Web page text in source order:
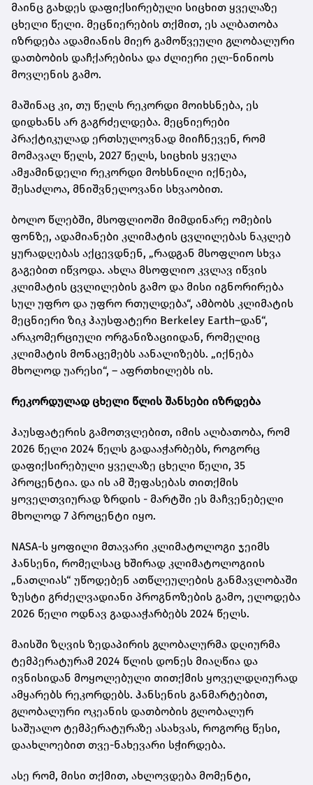
მაინც გახდეს დაფიქსირებული სიცხით ყველაზე
ცხელი წელი. მეცნიერების თქმით, ეს ალბათობა
იზრდება ადამიანის მიერ გამოწვეული გლობალური
დათბობის დაჩქარებისა და ძლიერი ელ-ნინიოს
მოვლენის გამო.
მაშინაც კი, თუ წელს რეკორდი მოიხსნება, ეს
დიდხანს არ გაგრძელდება. მეცნიერები
პრაქტიკულად ერთსულოვნად მიიჩნევენ, რომ
მომავალ წელს, 2027 წელს, სიცხის ყველა
ამჟამინდელი რეკორდი მოხსნილი იქნება,
შესაძლოა, მნიშვნელოვანი სხვაობით.
ბოლო წლებში, მსოფლიოში მიმდინარე ომების
ფონზე, ადამიანები კლიმატის ცვლილებას ნაკლებ
ყურადღებას აქცევდნენ, „რადგან მსოფლიო სხვა
გაგებით იწვოდა. ახლა მსოფლიო კვლავ იწვის
კლიმატის ცვლილების გამო და მისი იგნორირება
სულ უფრო და უფრო რთულდება“, ამბობს კლიმატის
მეცნიერი ზიკ ჰაუსფატერი Berkeley Earth–დან“,
არაკომერციული ორგანიზაციიდან, რომელიც
კლიმატის მონაცემებს აანალიზებს. „იქნება
მხოლოდ უარესი“, – აფრთხილებს ის.
რეკორდულად ცხელი წლის შანსები იზრდება
ჰაუსფატერის გამოთვლებით, იმის ალბათობა, რომ
2026 წელი 2024 წელს გადააჭარბებს, როგორც
დაფიქსირებული ყველაზე ცხელი წელი, 35
პროცენტია. და ის ამ შეფასებას თითქმის
ყოველთვიურად ზრდის - მარტში ეს მაჩვენებელი
მხოლოდ 7 პროცენტი იყო.
NASA-ს ყოფილი მთავარი კლიმატოლოგი ჯეიმს
ჰანსენი, რომელსაც ხშირად კლიმატოლოგიის
„ნათლიას“ უწოდებენ ათწლეულების განმავლობაში
ზუსტი გრძელვადიანი პროგნოზების გამო, ელოდება
2026 წელი ოდნავ გადააჭარბებს 2024 წელს.
მაისში ზღვის ზედაპირის გლობალურმა დღიურმა
ტემპერატურამ 2024 წლის დონეს მიაღწია და
ივნისიდან მოყოლებული თითქმის ყოველდღიურად
ამყარებს რეკორდებს. ჰანსენის განმარტებით,
გლობალური ოკეანის დათბობის გლობალურ
საშუალო ტემპერატურაზე ასახვას, როგორც წესი,
დაახლოებით თვე-ნახევარი სჭირდება.
ასე რომ, მისი თქმით, ახლოვდება მომენტი,